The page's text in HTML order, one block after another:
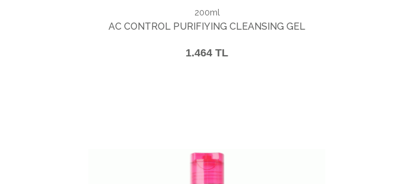
200ml
AC CONTROL PURIFIYING CLEANSING GEL
1.464 TL